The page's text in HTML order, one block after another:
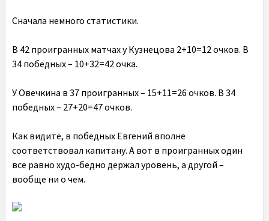
Сначала немного статистики.
В 42 проигранных матчах у Кузнецова 2+10=12 очков. В
34 победных – 10+32=42 очка.
У Овечкина в 37 проигранных – 15+11=26 очков. В 34
победных – 27+20=47 очков.
Как видите, в победных Евгений вполне
соответствовал капитану. А вот в проигранных один
все равно худо-бедно держал уровень, а другой –
вообще ни о чем.